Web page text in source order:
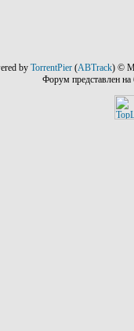
by TorrentPier(ABTrack) ©
Форум представлен на